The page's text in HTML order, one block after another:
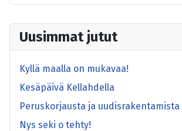
Uusimmat jutut
Kyllä maalla on mukavaa!
Kesäpäivä Kellahdella
Peruskorjausta ja uudisrakentamista
Nys seki o tehty!